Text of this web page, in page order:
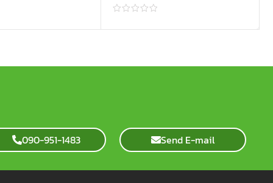
Read more Read more
090-951-1483 Send E-mail